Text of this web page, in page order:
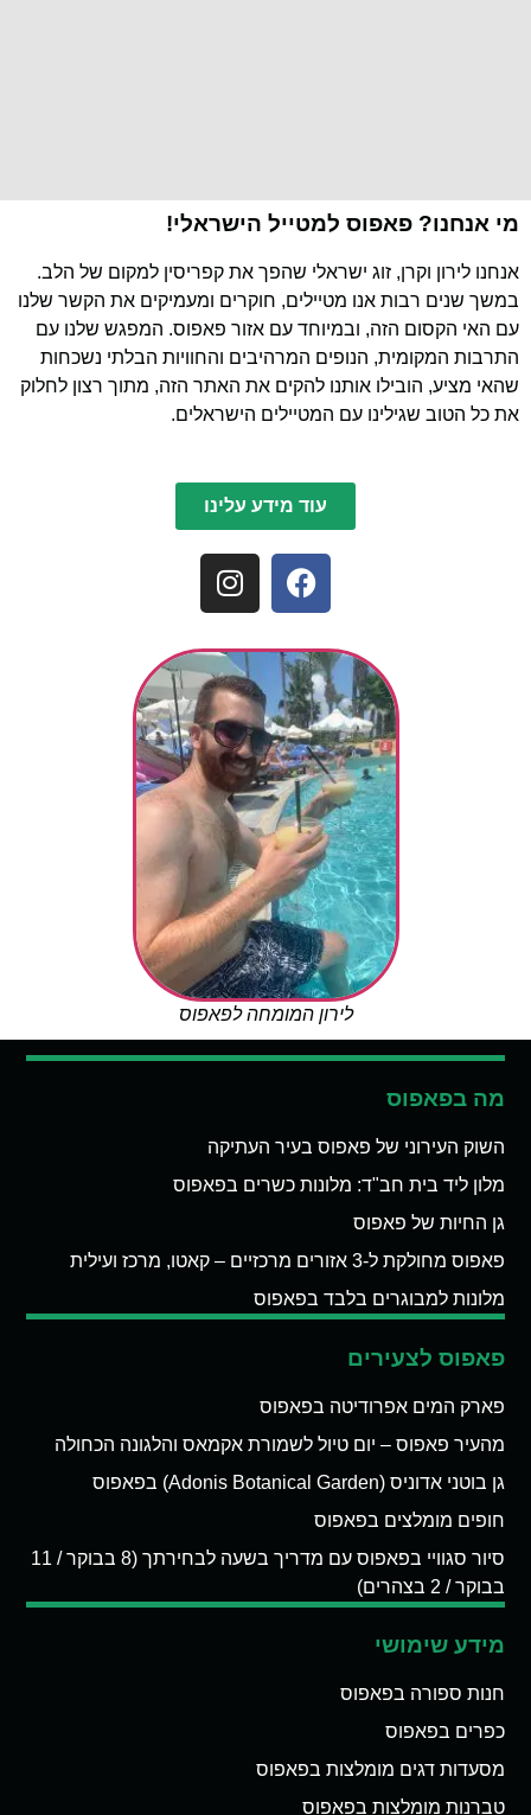
מי אנחנו? פאפוס למטייל הישראלי!
אנחנו לירון וקרן, זוג ישראלי שהפך את קפריסין למקום של הלב.
במשך שנים רבות אנו מטיילים, חוקרים ומעמיקים את הקשר שלנו
עם האי הקסום הזה, ובמיוחד עם אזור פאפוס. המפגש שלנו עם
התרבות המקומית, הנופים המרהיבים והחוויות הבלתי נשכחות
שהאי מציע, הובילו אותנו להקים את האתר הזה, מתוך רצון לחלוק
את כל הטוב שגילינו עם המטיילים הישראלים.
עוד מידע עלינו
לירון המומחה לפאפוס
מה בפאפוס
השוק העירוני של פאפוס בעיר העתיקה
מלון ליד בית חב"ד: מלונות כשרים בפאפוס
גן החיות של פאפוס
פאפוס מחולקת ל-3 אזורים מרכזיים – קאטו, מרכז ועילית
מלונות למבוגרים בלבד בפאפוס
פאפוס לצעירים
פארק המים אפרודיטה בפאפוס
מהעיר פאפוס – יום טיול לשמורת אקמאס והלגונה הכחולה
גן בוטני אדוניס (Adonis Botanical Garden) בפאפוס
חופים מומלצים בפאפוס
סיור סגוויי בפאפוס עם מדריך בשעה לבחירתך (8 בבוקר / 11
בבוקר / 2 בצהרים)
מידע שימושי
חנות ספורה בפאפוס
כפרים בפאפוס
מסעדות דגים מומלצות בפאפוס
טברנות מומלצות בפאפוס